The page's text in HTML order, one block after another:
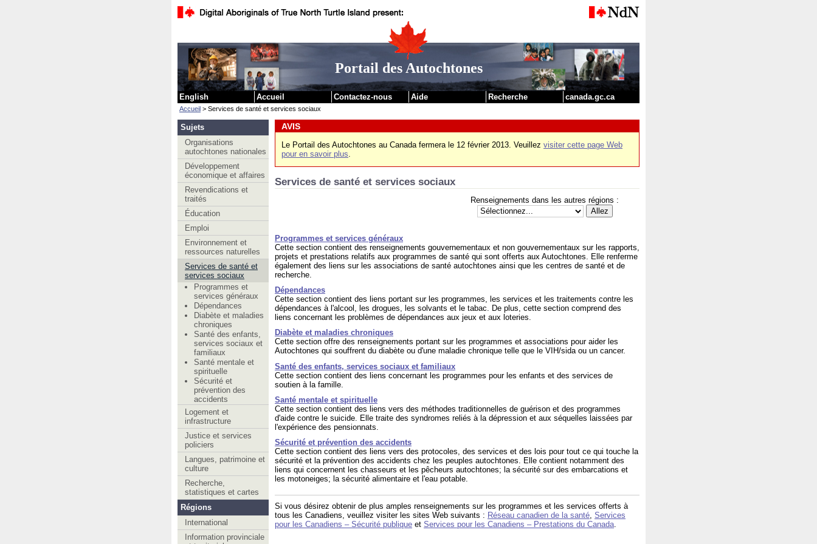
Portail des Autochtones
English Accueil Contactez-nous Aide Recherche canada.gc.ca
Accueil > Services de santé et services sociaux
Sujets
Organisations
autochtones nationales
Développement
économique et affaires
Revendications et
traités
Éducation
Emploi
Environnement et
ressources naturelles
Services de santé et
services sociaux
Programmes et
services généraux
Dépendances
Diabète et maladies
chroniques
Santé des enfants,
services sociaux et
familiaux
Santé mentale et
spirituelle
Sécurité et
prévention des
accidents
Logement et
infrastructure
Justice et services
policiers
Langues, patrimoine et
culture
Recherche,
statistiques et cartes
Régions
International
Information provinciale
AVIS
Le Portail des Autochtones au Canada fermera le 12 février 2013. Veuillez visiter cette page Web
pour en savoir plus.
Services de santé et services sociaux
Renseignements dans les autres régions :
Programmes et services généraux
Cette section contient des renseignements gouvernementaux et non gouvernementaux sur les rapports,
projets et prestations relatifs aux programmes de santé qui sont offerts aux Autochtones. Elle renferme
également des liens sur les associations de santé autochtones ainsi que les centres de santé et de
recherche.
Dépendances
Cette section contient des liens portant sur les programmes, les services et les traitements contre les
dépendances à l'alcool, les drogues, les solvants et le tabac. De plus, cette section comprend des
liens concernant les problèmes de dépendances aux jeux et aux loteries.
Diabète et maladies chroniques
Cette section offre des renseignements portant sur les programmes et associations pour aider les
Autochtones qui souffrent du diabète ou d'une maladie chronique telle que le VIH/sida ou un cancer.
Santé des enfants, services sociaux et familiaux
Cette section contient des liens concernant les programmes pour les enfants et des services de
soutien à la famille.
Santé mentale et spirituelle
Cette section contient des liens vers des méthodes traditionnelles de guérison et des programmes
d'aide contre le suicide. Elle traite des syndromes reliés à la dépression et aux séquelles laissées par
l'expérience des pensionnats.
Sécurité et prévention des accidents
Cette section contient des liens vers des protocoles, des services et des lois pour tout ce qui touche la
sécurité et la prévention des accidents chez les peuples autochtones. Elle contient notamment des
liens qui concernent les chasseurs et les pêcheurs autochtones; la sécurité sur des embarcations et
les motoneiges; la sécurité alimentaire et l'eau potable.
Si vous désirez obtenir de plus amples renseignements sur les programmes et les services offerts à
tous les Canadiens, veuillez visiter les sites Web suivants : Réseau canadien de la santé, Services
pour les Canadiens – Sécurité publique et Services pour les Canadiens – Prestations du Canada.